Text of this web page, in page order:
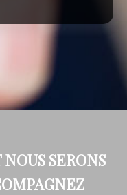
SERONS